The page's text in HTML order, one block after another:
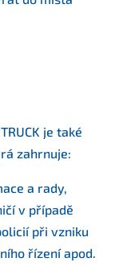
je také
zahrnuje:
a rady,
v případě
při vzniku
řízení apod.